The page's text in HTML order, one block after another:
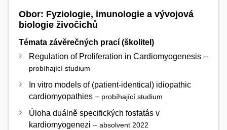
Obor: Fyziologie, imunologie a vývojová
biologie živočichů
Témata závěrečných prací (školitel)
Regulation of Proliferation in Cardiomyogenesis –
probíhající studium
In vitro models of (patient-identical) idiopathic
cardiomyopathies – probíhající studium
Úloha duálně specifických fosfatás v
kardiomyogenezi – absolvent 2022